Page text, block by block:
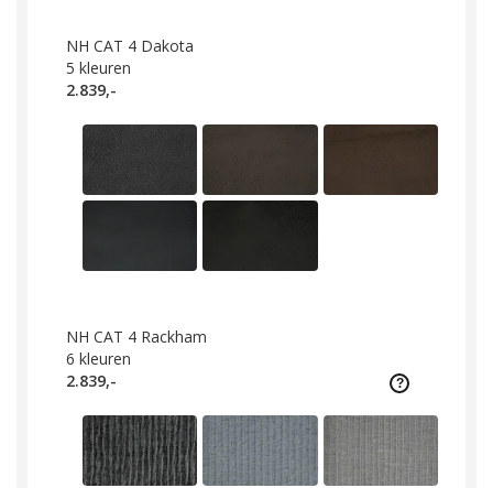
NH CAT 4 Dakota
5 kleuren
2.839,-
NH CAT 4 Rackham
6 kleuren
2.839,-